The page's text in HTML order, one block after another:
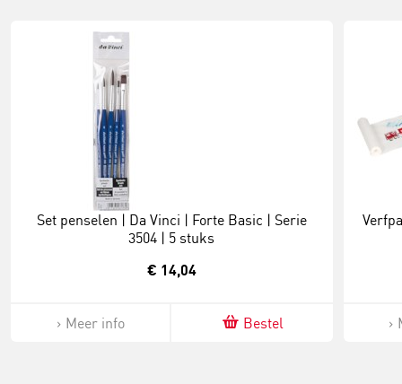
Set penselen | Da Vinci | Forte Basic | Serie
3504 | 5 stuks
€ 14,04
Meer info Bestel